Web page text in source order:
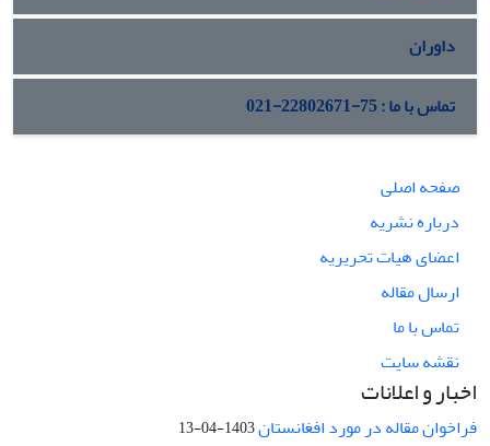
داوران
تماس با ما : 75-22802671-021
صفحه اصلی
درباره نشریه
اعضای هیات تحریریه
ارسال مقاله
تماس با ما
نقشه سایت
اخبار و اعلانات
فراخوان مقاله در مورد افغانستان1403-04-13